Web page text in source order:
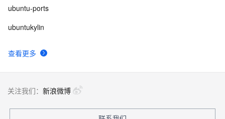
查看更多
ubuntu-ports
ubuntukylin
关注我们： 新浪微博